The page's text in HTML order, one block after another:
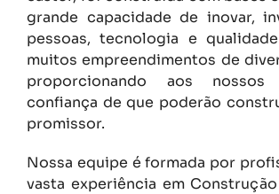
grande capacidade de inovar,
pessoas, tecnologia e
muitos empreendimentos de
proporcionando aos
confiança de que poderão
promissor.
Nossa equipe é formada por
vasta experiência em